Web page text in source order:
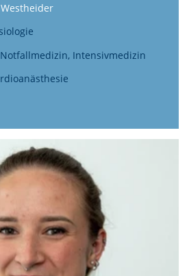
Intensivmedizin